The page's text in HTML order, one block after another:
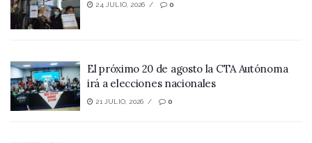
24 JULIO, 2026 0
El próximo 20 de agosto la CTA Autónoma
irá a elecciones nacionales
21 JULIO, 2026 0